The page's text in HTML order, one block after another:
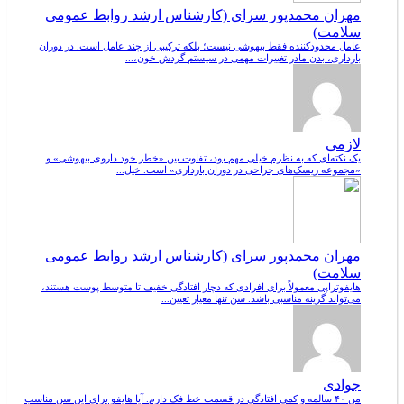
مهران محمدپور سرای (کارشناس ارشد روابط عمومی
سلامت)
عامل محدودکننده فقط بیهوشی نیست؛ بلکه ترکیبی از چند عامل است. در دوران
بارداری، بدن مادر تغییرات مهمی در سیستم گردش خون،...
لازمی
یک نکته‌ای که به نظرم خیلی مهم بود، تفاوت بین «خطر خود داروی بیهوشی» و
«مجموعه ریسک‌های جراحی در دوران بارداری» است. خیل...
مهران محمدپور سرای (کارشناس ارشد روابط عمومی
سلامت)
هایفوتراپی معمولاً برای افرادی که دچار افتادگی خفیف تا متوسط پوست هستند،
می‌تواند گزینه مناسبی باشد. سن تنها معیار تعیین...
جوادی
من ۴۰ سالمه و کمی افتادگی در قسمت خط فک دارم. آیا هایفو برای این سن مناسب